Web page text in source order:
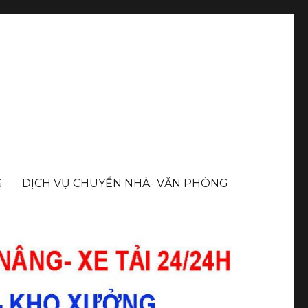
DỊCH VỤ CHUYỂN NHÀ- VĂN PHÒNG